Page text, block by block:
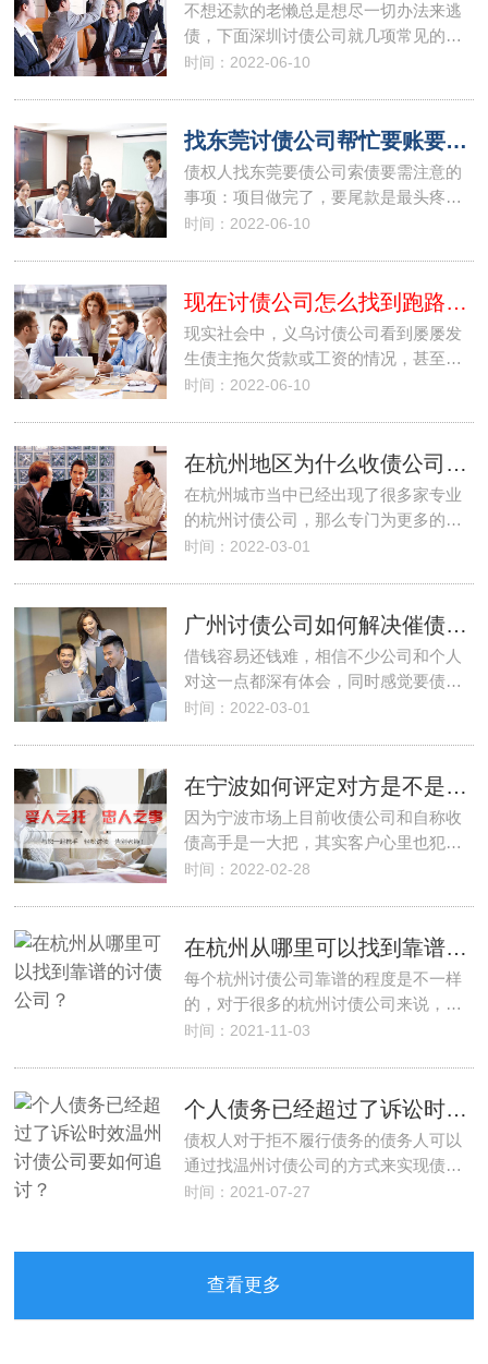
不想还款的老懒总是想尽一切办法来逃
债，下面深圳讨债公司就几项常见的…
时间：2022-06-10
找东莞讨债公司帮忙要账要需注意的事项
债权人找东莞要债公司索债要需注意的
事项：项目做完了，要尾款是最头疼…
时间：2022-06-10
现在讨债公司怎么找到跑路的债务人的？
现实社会中，义乌讨债公司看到屡屡发
生债主拖欠货款或工资的情况，甚至…
时间：2022-06-10
在杭州地区为什么收债公司成功率高？方法
在杭州城市当中已经出现了很多家专业
的杭州讨债公司，那么专门为更多的…
时间：2022-03-01
广州讨债公司如何解决催债难题？
借钱容易还钱难，相信不少公司和个人
对这一点都深有体会，同时感觉要债…
时间：2022-03-01
在宁波如何评定对方是不是专业收债公司
因为宁波市场上目前收债公司和自称收
债高手是一大把，其实客户心里也犯…
时间：2022-02-28
在杭州从哪里可以找到靠谱的讨债公司？
每个杭州讨债公司靠谱的程度是不一样
的，对于很多的杭州讨债公司来说，…
时间：2021-11-03
个人债务已经超过了诉讼时效温州讨债公司要如何追讨？
债权人对于拒不履行债务的债务人可以
通过找温州讨债公司的方式来实现债…
时间：2021-07-27
查看更多